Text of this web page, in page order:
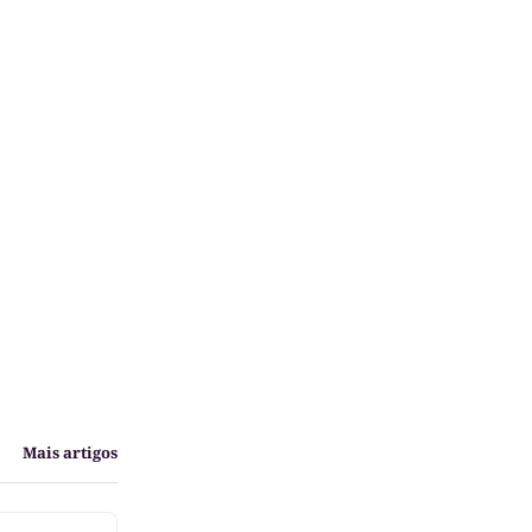
Mais artigos